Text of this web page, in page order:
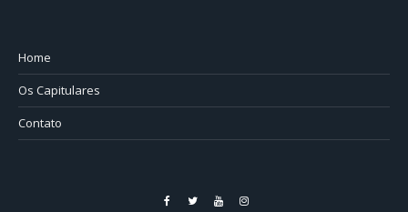
Home
Os Capitulares
Contato
FacebookTwitterYouTubeInstagram